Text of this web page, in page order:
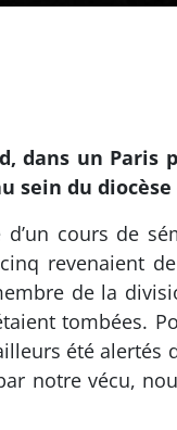
dans un Paris
sein du diocèse
cours de
revenaient
de la
tombées.
été alertés
notre vécu,